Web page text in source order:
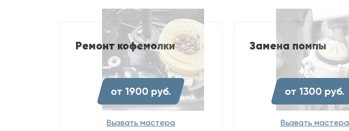
Ремонт кофемолки
от 1900 руб.
Вызвать мастера
Замена помпы
от 1300 руб.
Вызвать мастера